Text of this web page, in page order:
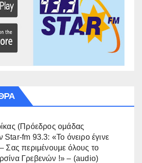
(Πρόεδρος ομάδας
fm 93.3: «Το όνειρο έγινε
Σας περιμένουμε όλους το
Γρεβενών !» – (audio)